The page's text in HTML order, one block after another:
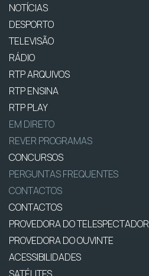
NOTÍCIAS
DESPORTO
TELEVISÃO
RÁDIO
RTP ARQUIVOS
RTP ENSINA
RTP PLAY
EM DIRETO
REVER PROGRAMAS
CONCURSOS
PERGUNTAS FREQUENTES
CONTACTOS
CONTACTOS
PROVEDORA DO TELESPECTADOR
PROVEDORA DO OUVINTE
ACESSIBILIDADES